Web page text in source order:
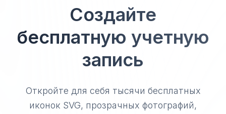
Создайте
бесплатную учетную
запись
Откройте для себя тысячи бесплатных
иконок SVG, прозрачных фотографий,